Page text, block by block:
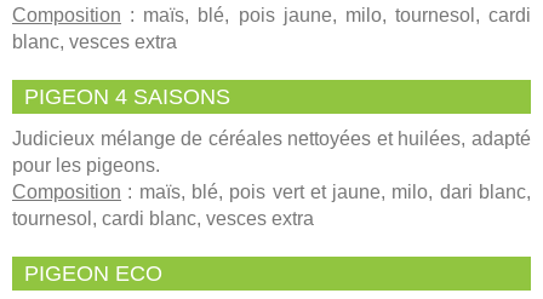
Composition : maïs, blé, pois jaune, milo, tournesol, cardi
blanc, vesces extra
PIGEON 4 SAISONS
Judicieux mélange de céréales nettoyées et huilées, adapté
pour les pigeons.
Composition : maïs, blé, pois vert et jaune, milo, dari blanc,
tournesol, cardi blanc, vesces extra
PIGEON ECO